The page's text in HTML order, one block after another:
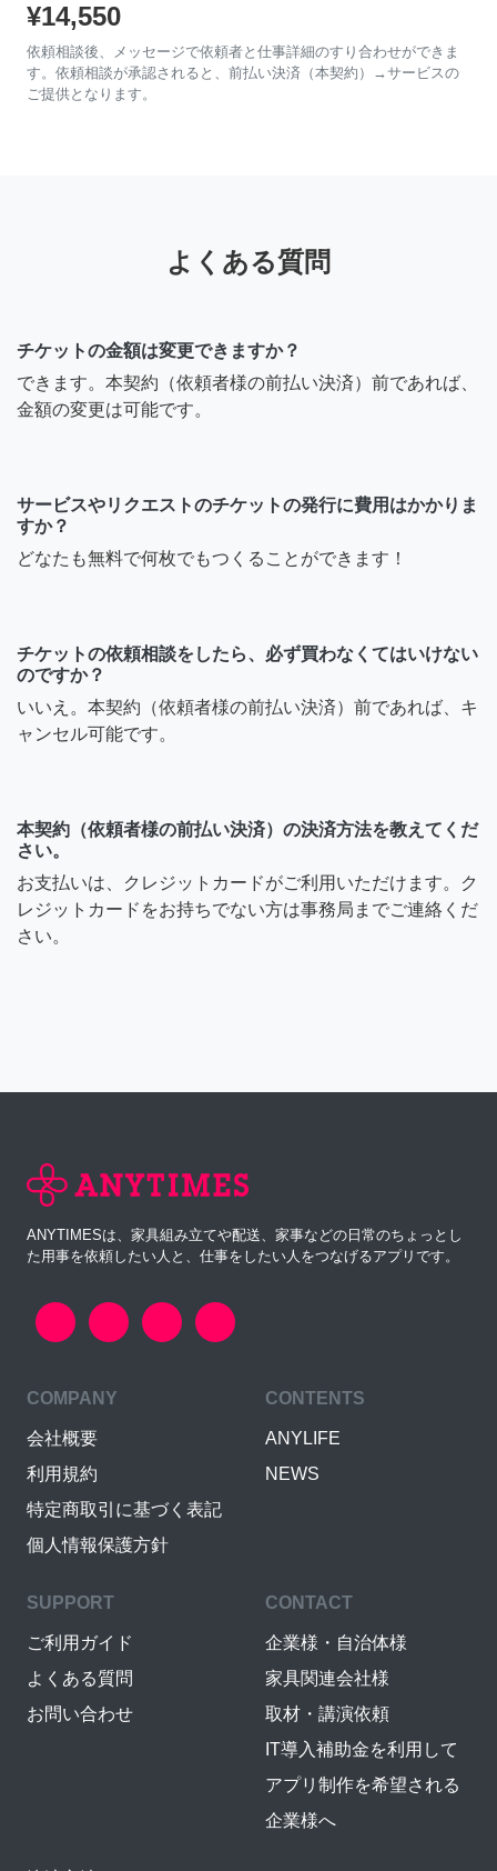
¥14,550
依頼相談後、メッセージで依頼者と仕事詳細のすり合わせができま
す。依頼相談が承認されると、前払い決済（本契約）→サービスの
ご提供となります。
よくある質問
チケットの金額は変更できますか？
できます。本契約（依頼者様の前払い決済）前であれば、
金額の変更は可能です。
サービスやリクエストのチケットの発行に費用はかかりま
すか？
どなたも無料で何枚でもつくることができます！
チケットの依頼相談をしたら、必ず買わなくてはいけない
のですか？
いいえ。本契約（依頼者様の前払い決済）前であれば、キ
ャンセル可能です。
本契約（依頼者様の前払い決済）の決済方法を教えてくだ
さい。
お支払いは、クレジットカードがご利用いただけます。ク
レジットカードをお持ちでない方は事務局までご連絡くだ
さい。
ANYTIMESは、家具組み立てや配送、家事などの日常のちょっとし
た用事を依頼したい人と、仕事をしたい人をつなげるアプリです。
COMPANY
会社概要
利用規約
特定商取引に基づく表記
個人情報保護方針
CONTENTS
ANYLIFE
NEWS
SUPPORT
ご利用ガイド
よくある質問
お問い合わせ
CONTACT
企業様・自治体様
家具関連会社様
取材・講演依頼
IT導入補助金を利用して
アプリ制作を希望される
企業様へ